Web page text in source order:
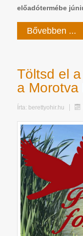
előadótermébe
Bővebben ...
Töltsd el
a Morotva
Írta: berettyohir.hu